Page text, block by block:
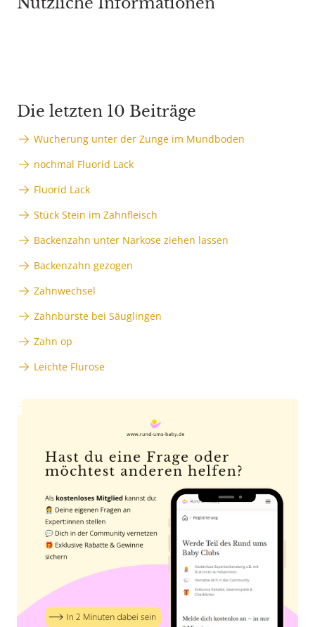
Die letzten 10 Beiträge
Wucherung unter der Zunge im Mundboden
nochmal Fluorid Lack
Fluorid Lack
Stück Stein im Zahnfleisch
Backenzahn unter Narkose ziehen lassen
Backenzahn gezogen
Zahnwechsel
Zahnbürste bei Säuglingen
Zahn op
Leichte Flurose